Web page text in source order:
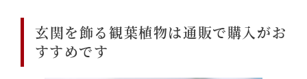
玄関を飾る観葉植物は通販で購入がお
すすめです